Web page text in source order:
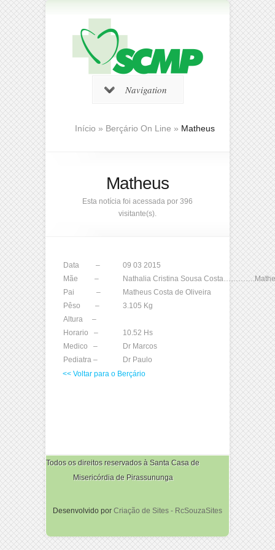
Navigation
Início » Berçário On Line » Matheus
Matheus
Esta notícia foi acessada por 396
visitante(s).
Data –
09 03 2015
Mãe –
Nathalia Cristina Sousa
Pai –
Matheus Costa de Oliveira
Pêso –
3.105 Kg
Altura –
Horario –
10.52 Hs
Medico –
Dr Marcos
Pediatra –
Dr Paulo
<< Voltar para o Berçário
Todos os direitos reservados à Santa Casa de
Misericórdia de Pirassununga
Desenvolvido por Criação de Sites - RcSouzaSites